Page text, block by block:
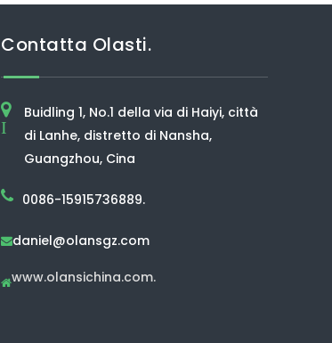
Contatta Olasti.
I
Buidling 1, No.1 della via di Haiyi, città
di Lanhe, distretto di Nansha,
Guangzhou, Cina
0086-15915736889.
daniel@olansgz.com
www.olansichina.com.